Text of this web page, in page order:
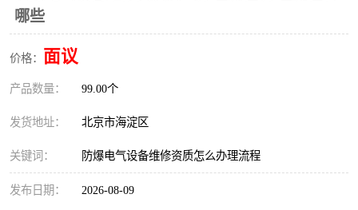
哪些
价格： 面议
产品数量： 99.00个
发货地址： 北京市海淀区
关键词： 防爆电气设备维修资质怎么办理流程
发布日期： 2026-08-09